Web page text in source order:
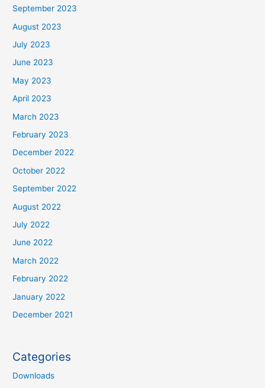
September 2023
August 2023
July 2023
June 2023
May 2023
April 2023
March 2023
February 2023
December 2022
October 2022
September 2022
August 2022
July 2022
June 2022
March 2022
February 2022
January 2022
December 2021
Categories
Downloads